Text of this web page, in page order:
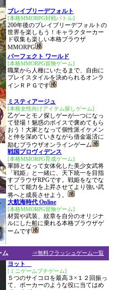
ブレイブリーデフォルト
[本格MMORPG対戦バトル]
200年後のブレイブリーデフォルトの
世界を楽しもう！キャラクターカー
ド収集も楽しい本格ブラウザ
MMORPG
パーフェクト ワールド
[本格MMORPG冒険ゲーム]
職業から人種にいたるまで、自由に
プレイスタイルを決められるオンラ
インＲＰＧです
ミスティアージュ
[本格女性向けアイテム探しゲーム]
乙ゲーとモノ探しゲーが一つになっ
て登場！魅惑のボイスで褒めてもら
おう！大家となって個性派イケメン
と仲を深めていきながら借金返済に
励むブラウザオンラインゲーム
戦国プロヴィデンス
[本格MMORPG育成ゲーム]
軍師となって女体化した美少女武将
「戦姫」と一緒に、天下統一を目指
すブラウザRPGです。戦姫をなでな
でして能力を上昇させてより強い武
将へと成長させよう。
大航海時代 Online
[本格MMORPG冒険ゲーム]
材質や武装、紋章を自分のオリジナ
ルにした船に乗れる本格ブラウザゲ
ームです
⇒無料フラッシュゲーム一覧
ム
ヨット
[ミニゲームプチゲーム]
５つのサイコロを最高３×１２回振っ
て、ポーカーのような役に当てはめ